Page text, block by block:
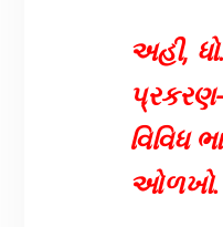
અહી,
વિવિધ
ઓળખો.